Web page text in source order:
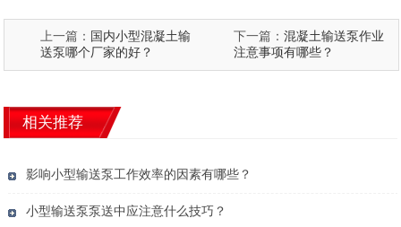
上一篇： 国内小型混凝土输
送泵哪个厂家的好？
下一篇：混凝土输送泵作业
注意事项有哪些？
相关推荐
影响小型输送泵工作效率的因素有哪些？
小型输送泵泵送中应注意什么技巧？